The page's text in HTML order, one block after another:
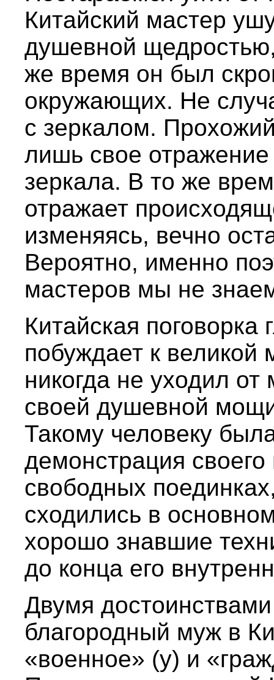
Китайский мастер
душевной
же время он был
окружающих. Не
с зеркалом.
лишь свое
зеркала. В то же
отражает
изменяясь, вечно
Вероятно, именно
мастеров мы не
Китайская
побуждает к
никогда не уходил
своей душевной
Такому человеку
демонстрация
свободных
сходились в
хорошо знавшие
до конца его
Двумя
благородный муж в
«военное» (у) и